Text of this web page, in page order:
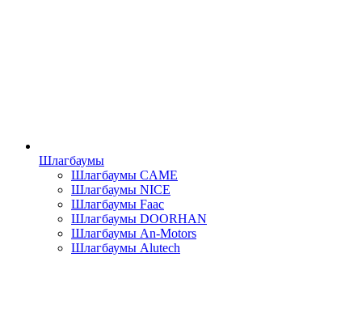
Шлагбаумы
Шлагбаумы CAME
Шлагбаумы NICE
Шлагбаумы Faac
Шлагбаумы DOORHAN
Шлагбаумы An-Motors
Шлагбаумы Alutech